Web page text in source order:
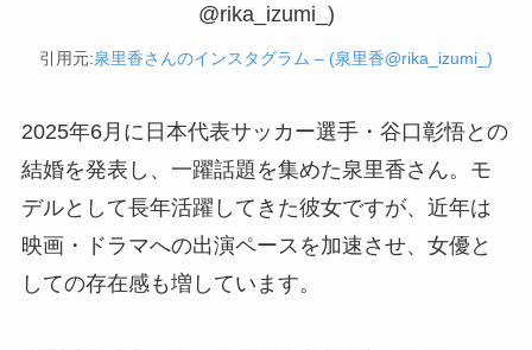
引用元:泉里香さんのインスタグラム – (泉里香@rika_izumi_)
2025年6月に日本代表サッカー選手・谷口彰悟との
結婚を発表し、一躍話題を集めた泉里香さん。モ
デルとして長年活躍してきた彼女ですが、近年は
映画・ドラマへの出演ペースを加速させ、女優と
しての存在感も増しています。